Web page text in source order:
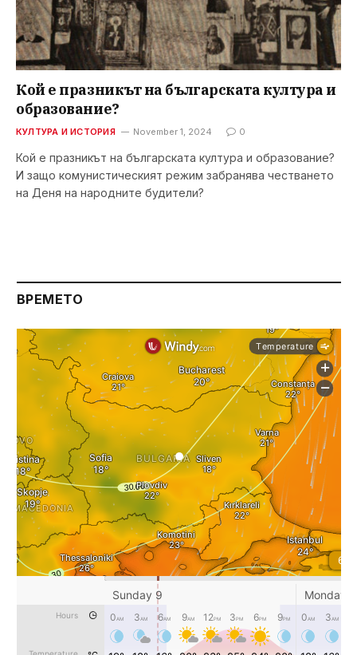
Кой е празникът на българската култура и
образование?
КУЛТУРА И ИСТОРИЯ November 1, 2024 0
Кой е празникът на българската култура и образование?
И защо комунистическият режим забранява честването
на Деня на народните будители?
ВРЕМЕТО